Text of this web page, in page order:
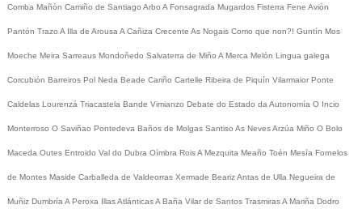
Comba Mañón Camiño de Santiago Arbo A Fonsagrada Mugardos Fisterra Fene Avión
Pantón Trazo A Illa de Arousa A Cañiza Crecente As Nogais Como que non?! Guntín Mos
Moeche Meira Sarreaus Mondoñedo Salvaterra de Miño A Merca Melón Lingua galega
Corcubión Barreiros Pol Neda Beade Cariño Cartelle Ribeira de Piquín Vilarmaior Ponte
Caldelas Lourenzá Triacastela Bande Vimianzo Debate do Estado da Autonomía O Incio
Monterroso O Saviñao Pontedeva Baños de Molgas Santiso As NevesArzúa Miño O Bolo
Maceda Outes Entroido Val do Dubra Oímbra RoisA Mezquita Meaño Toén Mesía Fornelos
de Montes Maside Carballeda de Valdeorras Xermade BearizAntas de Ulla Negueira de
Muñiz Dumbría A Peroxa Illas AtlánticasA Baña Vilar de Santos TrasmirasA Mariña Dodro